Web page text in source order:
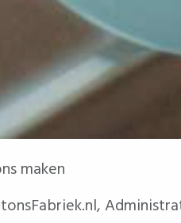
maken